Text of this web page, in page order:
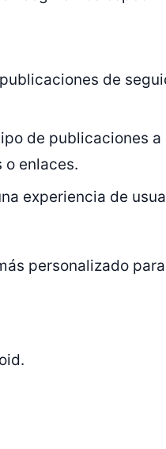
de
de publicaciones
o enlaces.
experiencia de
personalizado